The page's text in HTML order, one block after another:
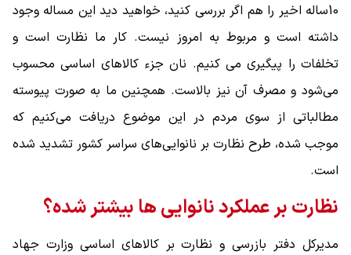
10ساله اخیر را هم اگر بررسی کنید، خواهید دید این مساله وجود
داشته است و مربوط به امروز نیست. کار ما نظارت است و
تخلفات را پیگیری می کنیم. نان جزء کالاهای اساسی محسوب
می‌شود و مصرف آن نیز بالاست. همچنین ما به صورت پیوسته
مطالباتی از سوی مردم در این موضوع دریافت می‌کنیم که
موجب شده، طرح نظارت بر نانوایی‌های سراسر کشور تشدید شده
است.
نظارت بر عملکرد نانوایی ها بیشتر شده؟
مدیرکل دفتر بازرسی و نظارت بر کالاهای اساسی وزارت جهاد